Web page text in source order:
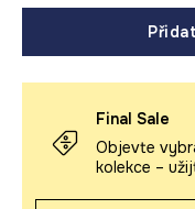
Final Sale
Objevte
kolekce –